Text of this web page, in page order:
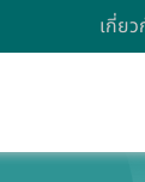
เกี่ย